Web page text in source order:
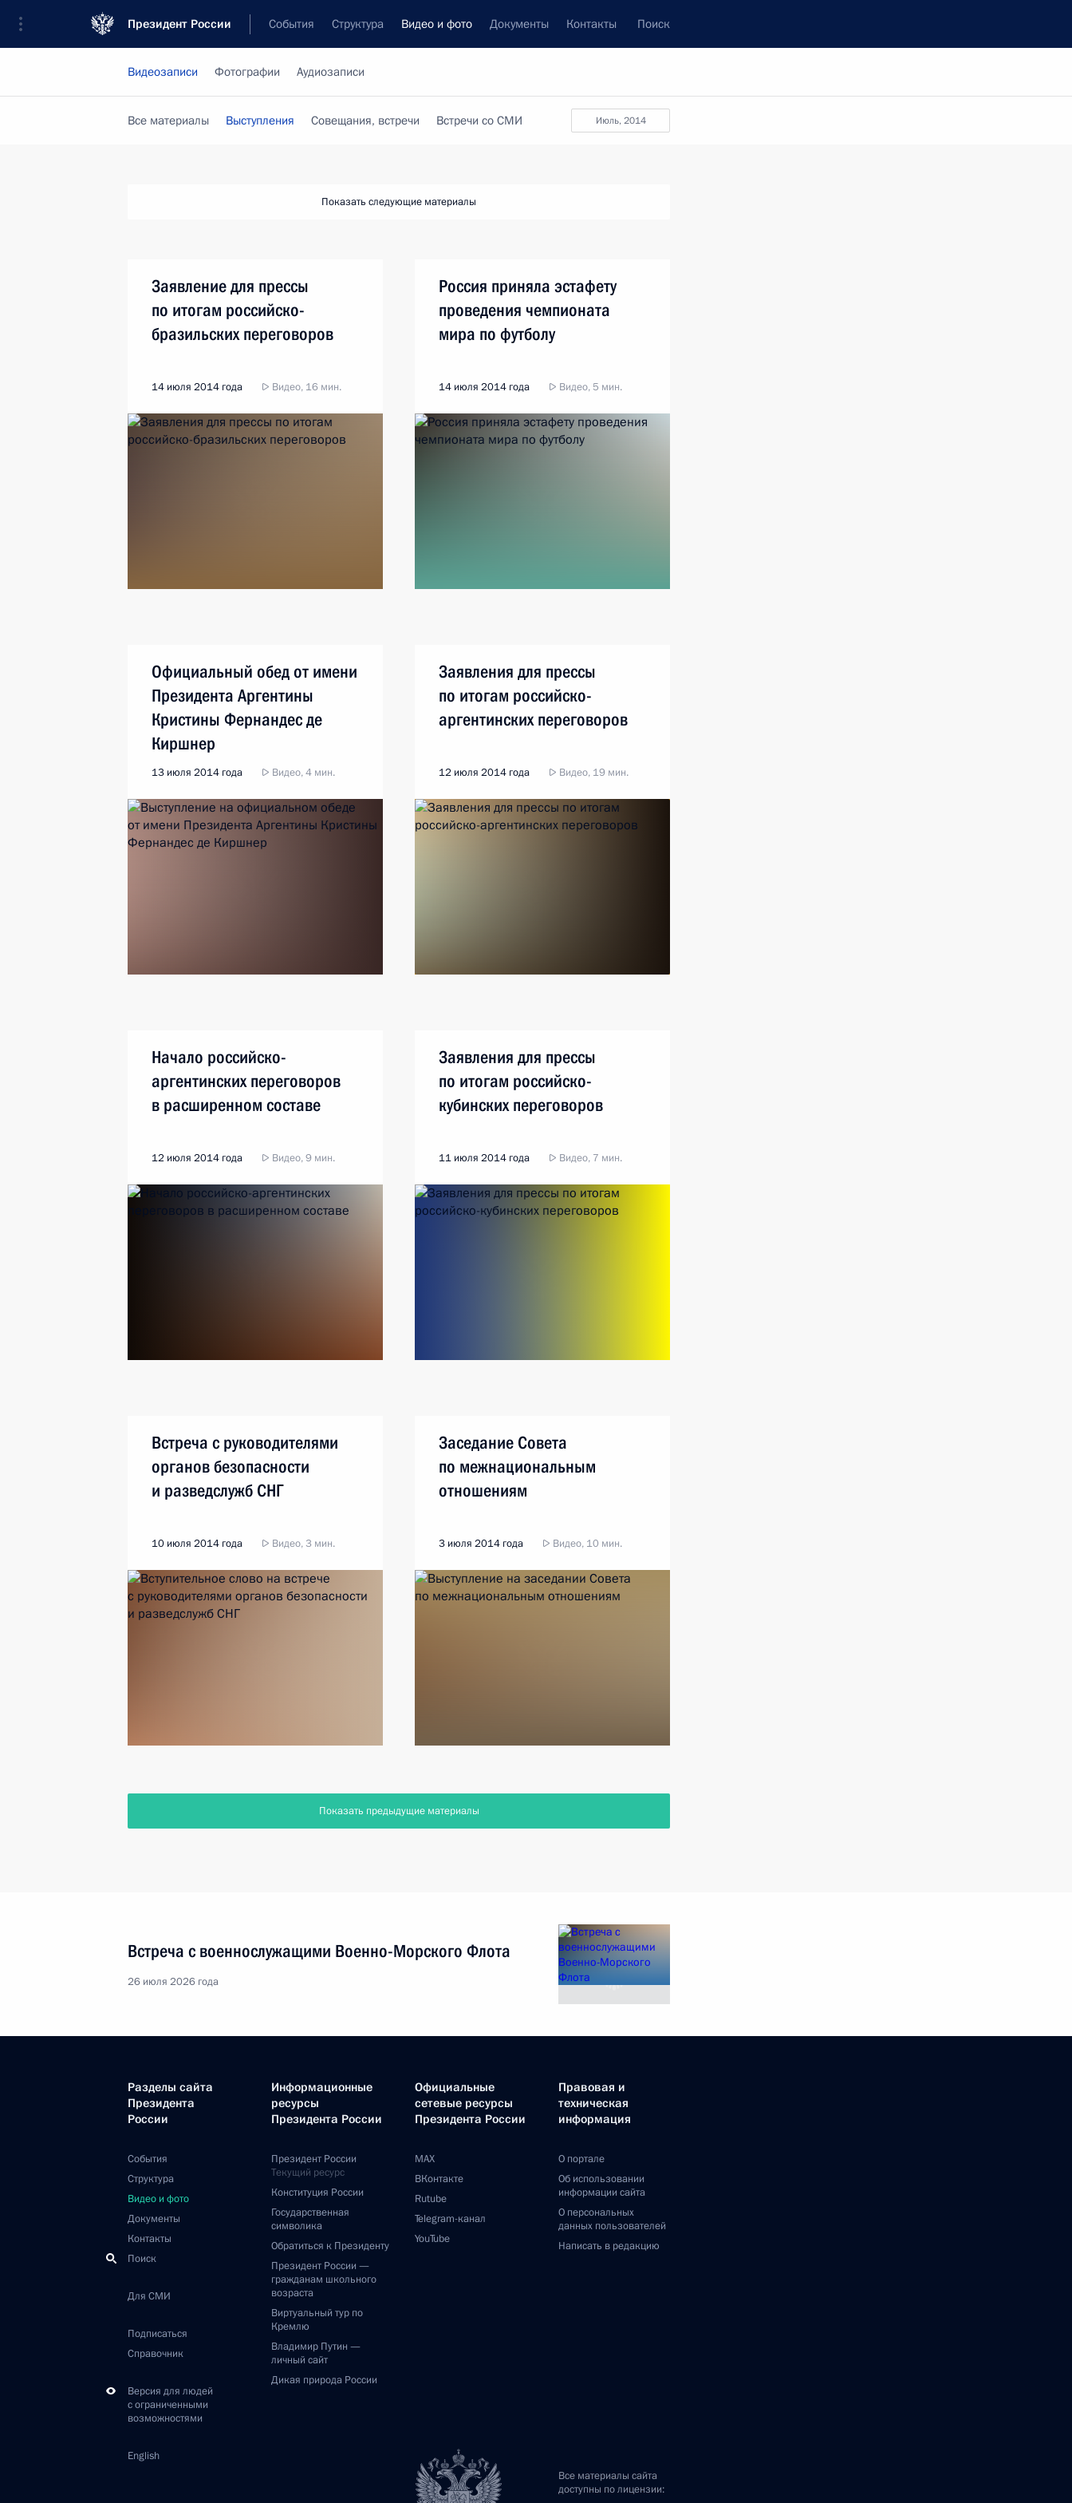
Президент России События Структура Видео и фото Документы Контакты Поиск
Видеозаписи Фотографии Аудиозаписи
июль, 2014
Все материалы Выступления Совещания, встречи Встречи со СМИ
Показать следующие материалы
Заявление для прессы
по итогам российско-
бразильских переговоров
14 июля 2014 года Видео, 16 мин.
Россия приняла эстафету
проведения чемпионата
мира по футболу
14 июля 2014 года Видео, 5 мин.
Официальный обед от имени
Президента Аргентины
Кристины Фернандес де
Киршнер
13 июля 2014 года Видео, 4 мин.
Заявления для прессы
по итогам российско-
аргентинских переговоров
12 июля 2014 года Видео, 19 мин.
Начало российско-
аргентинских переговоров
в расширенном составе
12 июля 2014 года Видео, 9 мин.
Заявления для прессы
по итогам российско-
кубинских переговоров
11 июля 2014 года Видео, 7 мин.
Встреча с руководителями
органов безопасности
и разведслужб СНГ
10 июля 2014 года Видео, 3 мин.
Заседание Совета
по межнациональным
отношениям
3 июля 2014 года Видео, 10 мин.
Показать предыдущие материалы
Встреча с военнослужащими Военно-Морского Флота
26 июля 2026 года
Разделы сайта
Президента
России
События
Структура
Видео и фото
Документы
Контакты
Поиск
Для СМИ
Подписаться
Справочник
Версия для людей
с ограниченными
возможностями
English
Информационные
ресурсы
Президента России
Президент России
Текущий ресурс
Конституция России
Государственная
символика
Обратиться к Президенту
Президент России —
гражданам школьного
возраста
Виртуальный тур по
Кремлю
Владимир Путин —
личный сайт
Дикая природа России
Официальные
сетевые ресурсы
Президента России
MAX
ВКонтакте
Rutube
Telegram-канал
YouTube
Правовая и
техническая
информация
О портале
Об использовании
информации сайта
О персональных
данных пользователей
Написать в редакцию
Все материалы сайта
доступны по лицензии: